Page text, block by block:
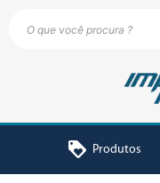
loyalty Produtos